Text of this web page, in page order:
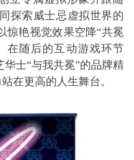
探索威士忌虚拟世界的
惊艳视觉效果空降“共冕
在随后的互动游戏环节
士“与我共冕”的品牌精
在更高的人生舞台。